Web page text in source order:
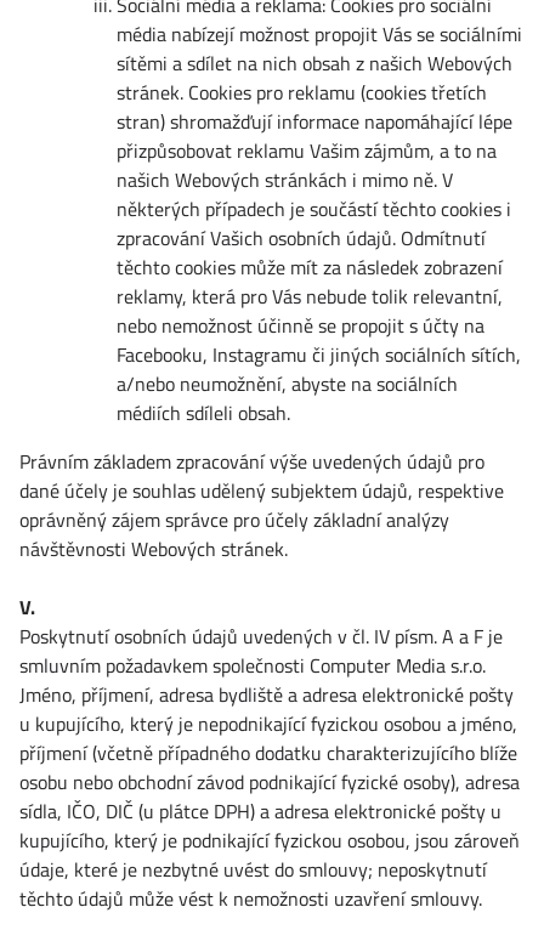
média nabízejí možnost propojit Vás se sociálními
sítěmi a sdílet na nich obsah z našich Webových
stránek. Cookies pro reklamu (cookies třetích
stran) shromažďují informace napomáhající lépe
přizpůsobovat reklamu Vašim zájmům, a to na
našich Webových stránkách i mimo ně. V
některých případech je součástí těchto cookies i
zpracování Vašich osobních údajů. Odmítnutí
těchto cookies může mít za následek zobrazení
reklamy, která pro Vás nebude tolik relevantní,
nebo nemožnost účinně se propojit s účty na
Facebooku, Instagramu či jiných sociálních sítích,
a/nebo neumožnění, abyste na sociálních
médiích sdíleli obsah.
Právním základem zpracování výše uvedených údajů pro
dané účely je souhlas udělený subjektem údajů, respektive
oprávněný zájem správce pro účely základní analýzy
návštěvnosti Webových stránek.
V.
Poskytnutí osobních údajů uvedených v čl. IV písm. A a F je
smluvním požadavkem společnosti Computer Media s.r.o.
Jméno, příjmení, adresa bydliště a adresa elektronické pošty
u kupujícího, který je nepodnikající fyzickou osobou a jméno,
příjmení (včetně případného dodatku charakterizujícího blíže
osobu nebo obchodní závod podnikající fyzické osoby), adresa
sídla, IČO, DIČ (u plátce DPH) a adresa elektronické pošty u
kupujícího, který je podnikající fyzickou osobou, jsou zároveň
údaje, které je nezbytné uvést do smlouvy; neposkytnutí
těchto údajů může vést k nemožnosti uzavření smlouvy.